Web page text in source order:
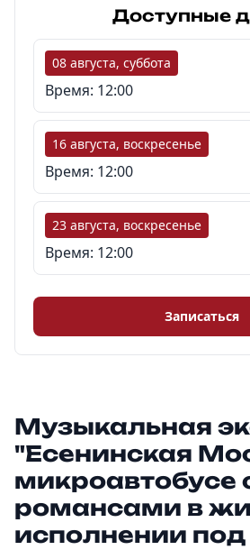
Доступные
08 августа, суббота
Время: 12:00
16 августа, воскресенье
Время: 12:00
23 августа, воскресенье
Время: 12:00
Записаться
Музыкальная
"Есенинская
микроавтобусе
романсами в
исполнении под